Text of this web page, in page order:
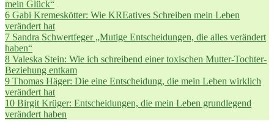
mein Glück“
6 Gabi Kremeskötter: Wie KREatives Schreiben mein Leben
verändert hat
7 Sandra Schwertfeger „Mutige Entscheidungen, die alles verändert
haben“
8 Valeska Stein: Wie ich schreibend einer toxischen Mutter-Tochter-
Beziehung entkam
9 Thomas Häger: Die eine Entscheidung, die mein Leben wirklich
verändert hat
10 Birgit Krüger: Entscheidungen, die mein Leben grundlegend
verändert haben